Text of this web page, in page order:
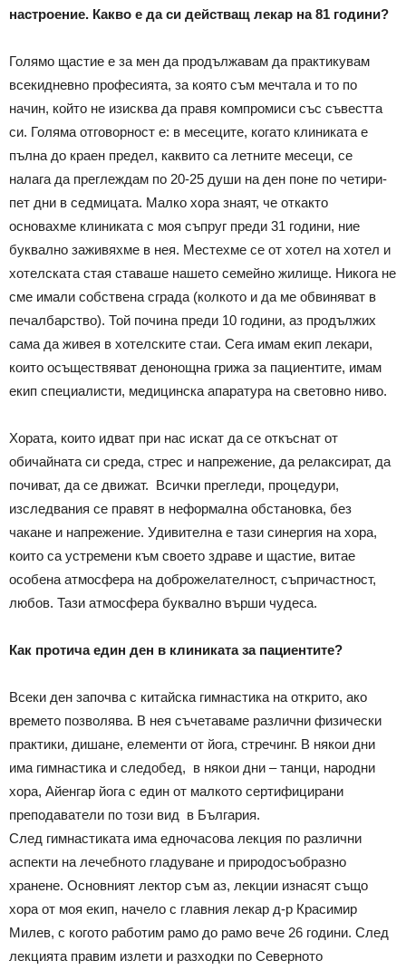
настроение. Какво е да си действащ лекар на 81 години?
Голямо щастие е за мен да продължавам да практикувам
всекидневно професията, за която съм мечтала и то по
начин, който не изисква да правя компромиси със съвестта
си. Голяма отговорност е: в месеците, когато клиниката е
пълна до краен предел, каквито са летните месеци, се
налага да преглеждам по 20-25 души на ден поне по четири-
пет дни в седмицата. Малко хора знаят, че откакто
основахме клиниката с моя съпруг преди 31 години, ние
буквално заживяхме в нея. Местехме се от хотел на хотел и
хотелската стая ставаше нашето семейно жилище. Никога не
сме имали собствена сграда (колкото и да ме обвиняват в
печалбарство). Той почина преди 10 години, аз продължих
сама да живея в хотелските стаи. Сега имам екип лекари,
които осъществяват денонощна грижа за пациентите, имам
екип специалисти, медицинска апаратура на световно ниво.
Хората, които идват при нас искат да се откъснат от
обичайната си среда, стрес и напрежение, да релаксират, да
почиват, да се движат. Всички прегледи, процедури,
изследвания се правят в неформална обстановка, без
чакане и напрежение. Удивителна е тази синергия на хора,
които са устремени към своето здраве и щастие, витае
особена атмосфера на доброжелателност, съпричастност,
любов. Тази атмосфера буквално върши чудеса.
Как протича един ден в клиниката за пациентите?
Всеки ден започва с китайска гимнастика на открито, ако
времето позволява. В нея съчетаваме различни физически
практики, дишане, елементи от йога, стречинг. В някои дни
има гимнастика и следобед, в някои дни – танци, народни
хора, Айенгар йога с един от малкото сертифицирани
преподаватели по този вид в България.
След гимнастиката има едночасова лекция по различни
аспекти на лечебното гладуване и природосъобразно
хранене. Основният лектор съм аз, лекции изнасят също
хора от моя екип, начело с главния лекар д-р Красимир
Милев, с когото работим рамо до рамо вече 26 години. След
лекцията правим излети и разходки по Северното